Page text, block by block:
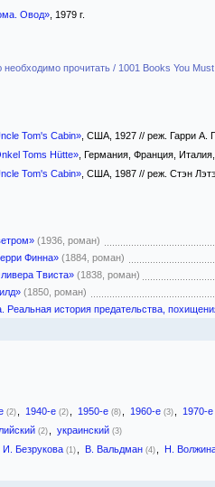
Овод», 1979 г.
необходимо прочитать / 1001 Books You
Tom's Cabin», США, 1927 // реж. Гарри А.
Toms Hütte», Германия, Франция,
Tom's Cabin», США, 1987 // реж. Стэн
(1936, роман)
Финна» (1884, роман)
Твиста» (1838, роман)
(1850, роман)
Реальная история предательства,
(2) 1940-е (2) 1950-е (8) 1960-е (3) 1970-е
(2) украинский (3)
И. Безрукова (1) В. Вальдман (4) Н.